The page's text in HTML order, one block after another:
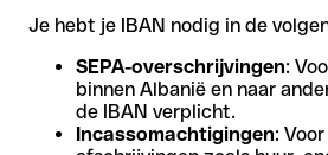
Je hebt je IBAN nodig in de
SEPA-overschrijvingen:
binnen Albanië en naar
de IBAN verplicht.
Incassomachtigingen: